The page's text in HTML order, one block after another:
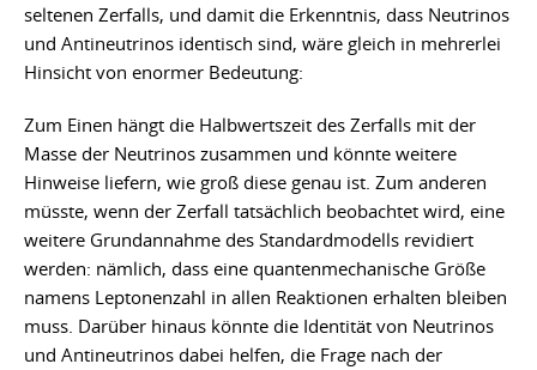
seltenen Zerfalls, und damit die Erkenntnis, dass Neutrinos
und Antineutrinos identisch sind, wäre gleich in mehrerlei
Hinsicht von enormer Bedeutung:
Zum Einen hängt die Halbwertszeit des Zerfalls mit der
Masse der Neutrinos zusammen und könnte weitere
Hinweise liefern, wie groß diese genau ist. Zum anderen
müsste, wenn der Zerfall tatsächlich beobachtet wird, eine
weitere Grundannahme des Standardmodells revidiert
werden: nämlich, dass eine quantenmechanische Größe
namens Leptonenzahl in allen Reaktionen erhalten bleiben
muss. Darüber hinaus könnte die Identität von Neutrinos
und Antineutrinos dabei helfen, die Frage nach der